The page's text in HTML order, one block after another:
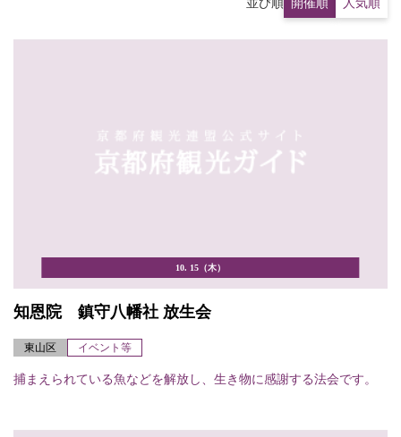
並び順 開催順 人気順
10. 15（木）
知恩院 鎮守八幡社 放生会
東山区 イベント等
捕まえられている魚などを解放し、生き物に感謝する法会です。